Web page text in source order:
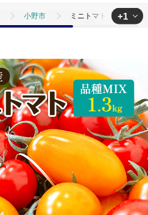
小野市 ミニトマト 品種 MIX
+1